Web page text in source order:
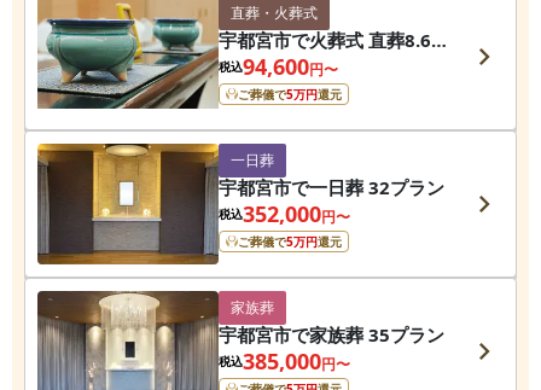
直葬・火葬式
宇都宮市で火葬式 直葬8.6プ
ラン
税込94,600円〜
ご葬儀で5万円還元
一日葬
宇都宮市で一日葬 32プラン
税込352,000円〜
ご葬儀で5万円還元
家族葬
宇都宮市で家族葬 35プラン
税込385,000円〜